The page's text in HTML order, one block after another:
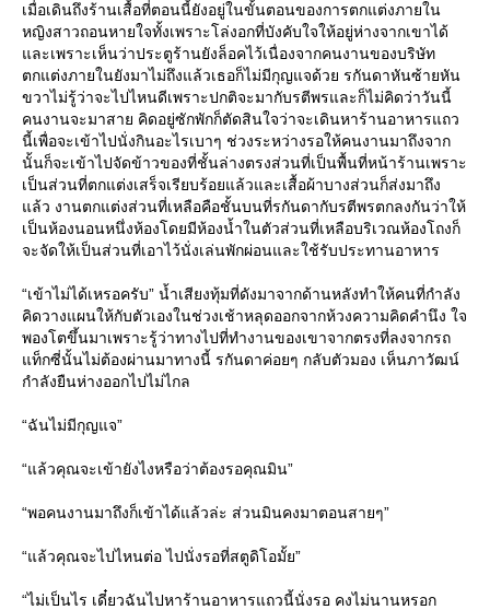
เมื่อเดินถึงร้านเสื้อที่ตอนนี้ยังอยู่ในขั้นตอนของการตกแต่งภายใน
หญิงสาวถอนหายใจทั้งเพราะโล่งอกที่บังคับใจให้อยู่ห่างจากเขาได้
และเพราะเห็นว่าประตูร้านยังล็อคไว้เนื่องจากคนงานของบริษัท
ตกแต่งภายในยังมาไม่ถึงแล้วเธอก็ไม่มีกุญแจด้วย รกันดาหันซ้ายหัน
ขวาไม่รู้ว่าจะไปไหนดีเพราะปกติจะมากับรตีพรและก็ไม่คิดว่าวันนี้
คนงานจะมาสาย คิดอยู่ซักพักก็ตัดสินใจว่าจะเดินหาร้านอาหารแถว
นี้เพื่อจะเข้าไปนั่งกินอะไรเบาๆ ช่วงระหว่างรอให้คนงานมาถึงจาก
นั้นก็จะเข้าไปจัดข้าวของที่ชั้นล่างตรงส่วนที่เป็นพื้นที่หน้าร้านเพราะ
เป็นส่วนที่ตกแต่งเสร็จเรียบร้อยแล้วและเสื้อผ้าบางส่วนก็ส่งมาถึง
แล้ว งานตกแต่งส่วนที่เหลือคือชั้นบนที่รกันดากับรตีพรตกลงกันว่าให้
เป็นห้องนอนหนึ่งห้องโดยมีห้องน้ำในตัวส่วนที่เหลือบริเวณห้องโถงก็
จะจัดให้เป็นส่วนที่เอาไว้นั่งเล่นพักผ่อนและใช้รับประทานอาหาร
“เข้าไม่ได้เหรอครับ” น้ำเสียงทุ้มที่ดังมาจากด้านหลังทำให้คนที่กำลัง
คิดวางแผนให้กับตัวเองในช่วงเช้าหลุดออกจากห้วงความคิดคำนึง ใจ
พองโตขึ้นมาเพราะรู้ว่าทางไปที่ทำงานของเขาจากตรงที่ลงจากรถ
แท็กซี่นั้นไม่ต้องผ่านมาทางนี้ รกันดาค่อยๆ กลับตัวมอง เห็นภาวัฒน์
กำลังยืนห่างออกไปไม่ไกล
“ฉันไม่มีกุญแจ”
“แล้วคุณจะเข้ายังไงหรือว่าต้องรอคุณมิน”
“พอคนงานมาถึงก็เข้าได้แล้วล่ะ ส่วนมินคงมาตอนสายๆ”
“แล้วคุณจะไปไหนต่อ ไปนั่งรอที่สตูดิโอมั้ย”
“ไม่เป็นไร เดี๋ยวฉันไปหาร้านอาหารแถวนี้นั่งรอ คงไม่นานหรอก